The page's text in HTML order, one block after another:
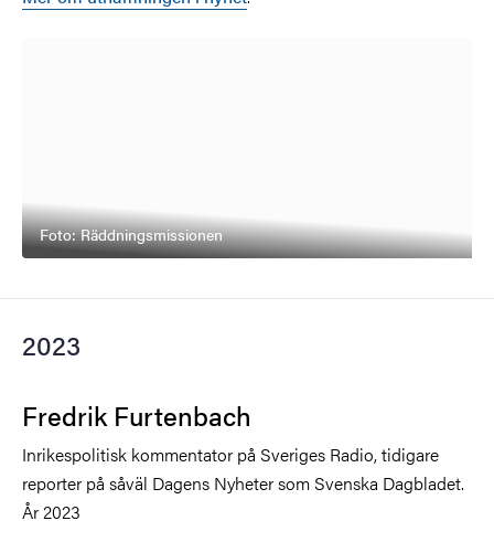
Foto: Räddningsmissionen
2023
Fredrik Furtenbach
Inrikespolitisk kommentator på Sveriges Radio, tidigare
reporter på såväl Dagens Nyheter som Svenska Dagbladet.
År 2023